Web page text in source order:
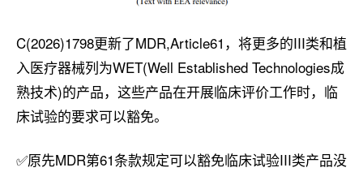
C(2026)1798更新了MDR,Article61，将更多的III类和植
入医疗器械列为WET(Well Established Technologies成
熟技术)的产品，这些产品在开展临床评价工作时，临
床试验的要求可以豁免。
✅原先MDR第61条款规定可以豁免临床试验III类产品没